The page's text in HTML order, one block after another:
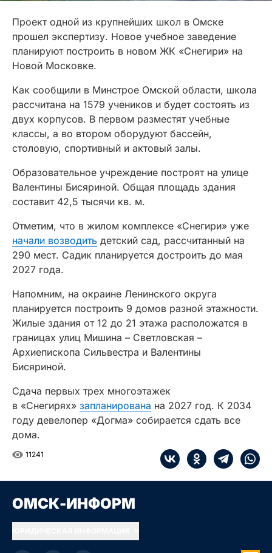
Проект одной из крупнейших школ в Омске
прошел экспертизу. Новое учебное заведение
планируют построить в новом ЖК «Снегири» на
Новой Московке.
Как сообщили в Минстрое Омской области, школа
рассчитана на 1579 учеников и будет состоять из
двух корпусов. В первом разместят учебные
классы, а во втором оборудуют бассейн,
столовую, спортивный и актовый залы.
Образовательное учреждение построят на улице
Валентины Бисяриной. Общая площадь здания
составит 42,5 тысячи кв. м.
Отметим, что в жилом комплексе «Снегири» уже
начали возводить детский сад, рассчитанный на
290 мест. Садик планируется достроить до мая
2027 года.
Напомним, на окраине Ленинского округа
планируется построить 9 домов разной этажности.
Жилые здания от 12 до 21 этажа расположатся в
границах улиц Мишина – Светловская –
Архиепископа Сильвестра и Валентины
Бисяриной.
Сдача первых трех многоэтажек
в «Снегирях» запланирована на 2027 год. К 2034
году девелопер «Догма» собирается сдать все
дома.
11241
ОМСК-ИНФОРМ